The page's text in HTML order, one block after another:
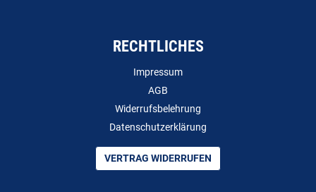
RECHTLICHES
Impressum
AGB
Widerrufsbelehrung
Datenschutzerklärung
VERTRAG WIDERRUFEN